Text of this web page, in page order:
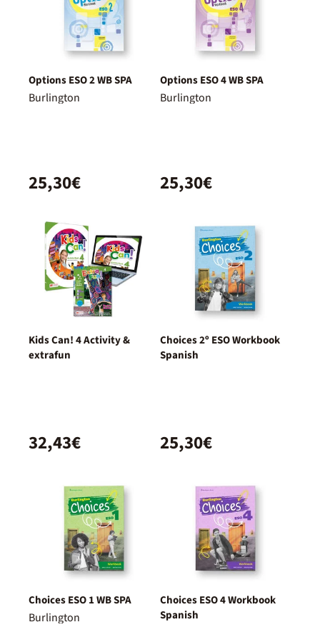
Options ESO 2 WB SPA
Burlington
25,30€
Options ESO 4 WB SPA
Burlington
25,30€
Kids Can! 4 Activity &
extrafun
32,43€
Choices 2º ESO Workbook
Spanish
25,30€
Choices ESO 1 WB SPA
Burlington
Choices ESO 4 Workbook
Spanish